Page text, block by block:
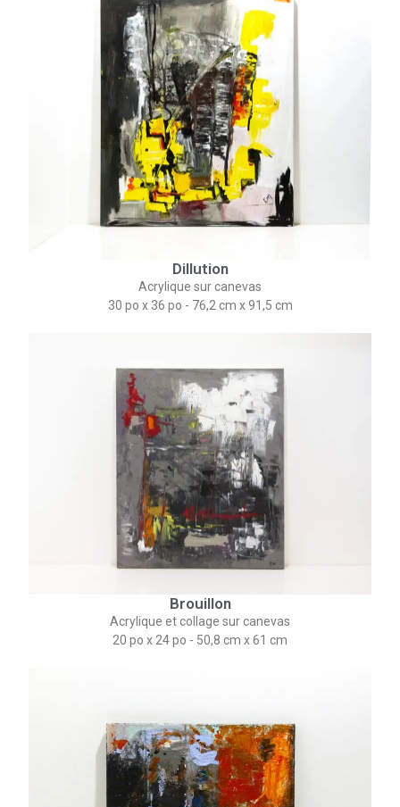
Dillution
Acrylique sur canevas
30 po x 36 po - 76,2 cm x 91,5 cm
Brouillon
Acrylique et collage sur canevas
20 po x 24 po - 50,8 cm x 61 cm